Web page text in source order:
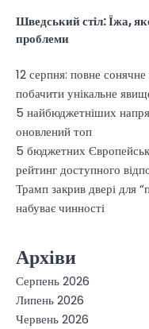
Шведський стіл: Їжа,
проблеми
12 серпня: повне
побачити унікальне
5 найбюджетніших
оновлений топ
5 бюджетних
рейтинг доступного
Трамп закрив двері для
набуває чинності
Архіви
Серпень 2026
Липень 2026
Червень 2026